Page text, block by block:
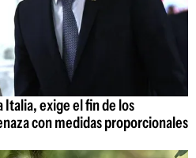
Italia, exige el fin de los
con medidas proporcionales